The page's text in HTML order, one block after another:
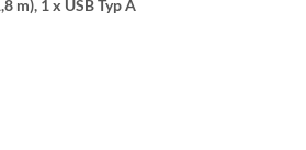
m), 1 x USB Typ A